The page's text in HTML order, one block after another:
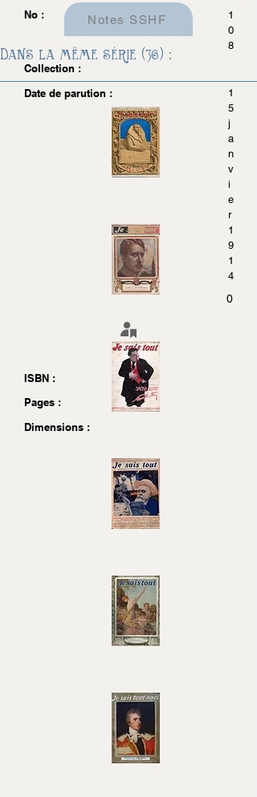
No :
1
0
8
Collection :
Date de parution :
1
5
j
a
n
v
i
e
r
1
9
1
4
0
ISBN :
Pages :
Dimensions :
Notes SSHF
Dans la même série (36) :